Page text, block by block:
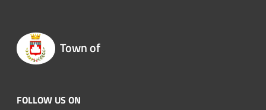
Town of
FOLLOW US ON